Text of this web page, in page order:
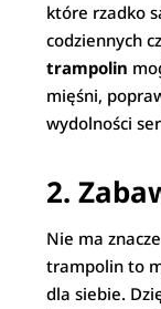
które rzadko
codziennych
trampolin
mięśni,
wydolności
2.
Nie ma
trampolin to
dla siebie.